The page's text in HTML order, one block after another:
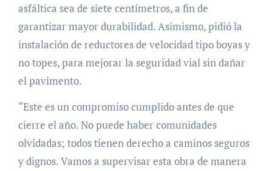
asfáltica sea de siete centímetros, a fin de
garantizar mayor durabilidad. Asimismo, pidió la
instalación de reductores de velocidad tipo boyas y
no topes, para mejorar la seguridad vial sin dañar
el pavimento.
“Este es un compromiso cumplido antes de que
cierre el año. No puede haber comunidades
olvidadas; todos tienen derecho a caminos seguros
y dignos. Vamos a supervisar esta obra de manera